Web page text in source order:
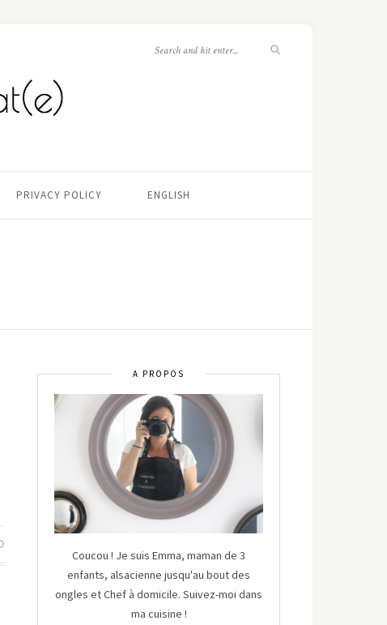
PRIVACY POLICY ENGLISH
A PROPOS
Coucou ! Je suis Emma, maman de 3
enfants, alsacienne jusqu'au bout des
ongles et Chef à domicile. Suivez-moi dans
ma cuisine !